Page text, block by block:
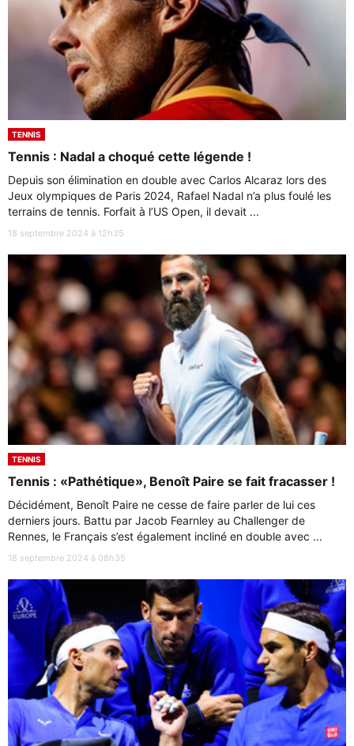
TENNIS
Tennis : Nadal a choqué cette légende !
Depuis son élimination en double avec Carlos Alcaraz lors des
Jeux olympiques de Paris 2024, Rafael Nadal n’a plus foulé les
terrains de tennis. Forfait à l’US Open, il devait ...
18 septembre 2024 à 12h35
TENNIS
Tennis : «Pathétique», Benoît Paire se fait fracasser !
Décidément, Benoît Paire ne cesse de faire parler de lui ces
derniers jours. Battu par Jacob Fearnley au Challenger de
Rennes, le Français s’est également incliné en double avec ...
18 septembre 2024 à 08h35